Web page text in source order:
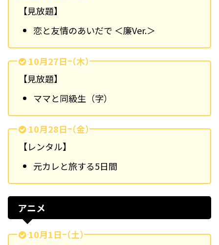
【見放題】
恋と友情のあいだで ＜廉Ver.＞
10月27日（木）
【見放題】
ママと同級生（字）
10月28日（金）
【レンタル】
元カレと旅する5日間
アニメ
10月1日（土）